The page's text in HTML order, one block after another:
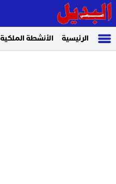
الرئيسية الأنشطة الملكية